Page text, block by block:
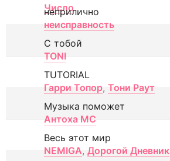
Число
неприлично
неисправность
С тобой
TONI
TUTORIAL
Гарри Топор, Тони Раут
Музыка поможет
Антоха МС
Весь этот мир
NEMIGA, Дорогой Дневник